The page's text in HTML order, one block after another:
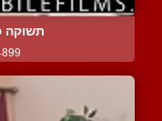
תשוקה
4899